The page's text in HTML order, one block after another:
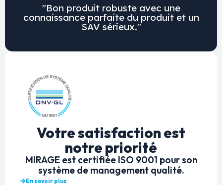
"Bon produit robuste avec une
connaissance parfaite du produit et un
SAV sérieux."
Votre satisfaction est
notre priorité
MIRAGE est certifiée ISO 9001 pour son
système de management qualité.
En savoir plus